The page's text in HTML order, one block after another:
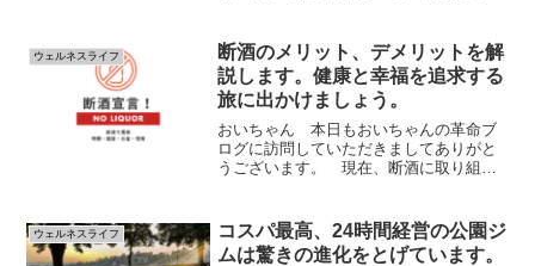
しました。皆さん、こんにちは！おいち
ゃんです。「毎朝、ため息...
ウェルネスライフ
断酒のメリット、デメリットを解
説します。健康と幸福を追求する
旅に出かけましょう。
おいちゃん 本日もおいちゃんの革命ブ
ログに訪問していただきましてありがと
うございます。 現在、断酒に取り組ん
緒に健康と幸福を追求する旅に出かけま
しょう。 ...
ウェルネスライフ
コスパ最高、24時間経営の公園ジ
ムは驚きの進化をとげています。